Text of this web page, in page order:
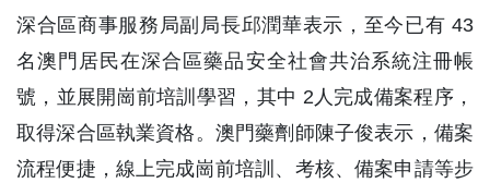
深合區商事服務局副局長邱潤華表示，至今已有 43
名澳門居民在深合區藥品安全社會共治系統注冊帳
號，並展開崗前培訓學習，其中 2人完成備案程序，
取得深合區執業資格。澳門藥劑師陳子俊表示，備案
流程便捷，線上完成崗前培訓、考核、備案申請等步